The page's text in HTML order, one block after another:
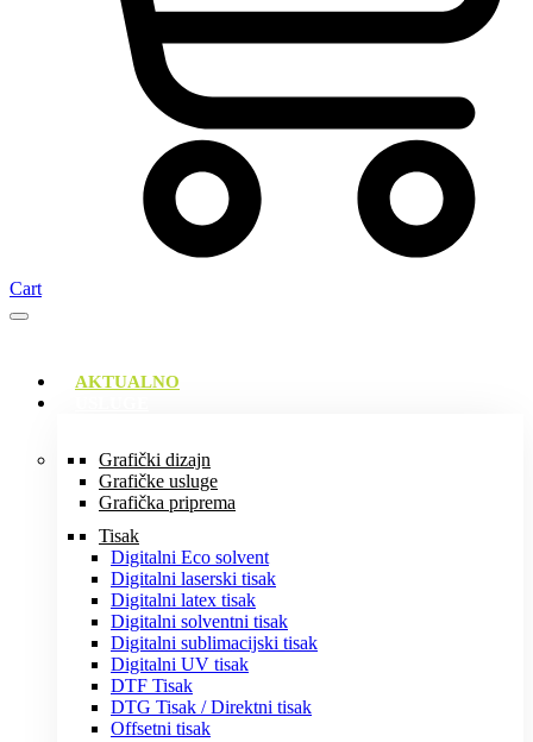
Cart
AKTUALNO
Grafički dizajn
Grafičke usluge
Grafička priprema
Tisak
Digitalni Eco solvent
Digitalni laserski tisak
Digitalni latex tisak
Digitalni solventni tisak
Digitalni sublimacijski tisak
Digitalni UV tisak
DTF Tisak
DTG Tisak / Direktni tisak
Offsetni tisak